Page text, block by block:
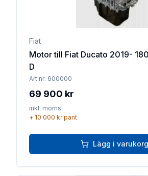
Fiat
Motor till Fiat Ducato 2019-
D
Art.nr: 600000
69 900 kr
inkl. moms
+ 10 000 krpant
Lägg i varukorg